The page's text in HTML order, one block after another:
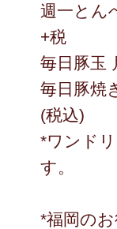
週一とん
+税
毎日豚玉
毎日豚焼
(税込)
*ワンド
す。
*福岡の